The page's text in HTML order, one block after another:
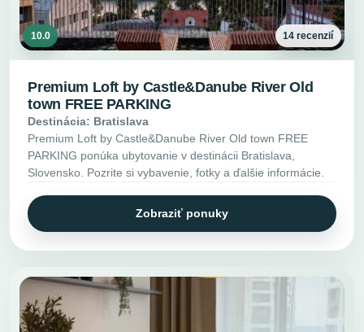
10.0 14 recenzií
Premium Loft by Castle&Danube River Old
town FREE PARKING
Destinácia: Bratislava
Premium Loft by Castle&Danube River Old town FREE
PARKING ponúka ubytovanie v destinácii Bratislava,
Slovensko. Pozrite si vybavenie, fotky a ďalšie informácie.
Zobraziť ponuky